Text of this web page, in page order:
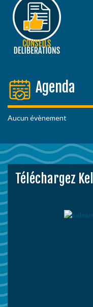
Agenda
Aucun évènement
Téléchargez